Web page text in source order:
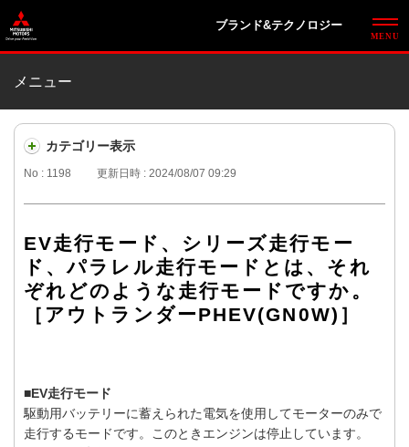
ブランド&テクノロジー
メニュー
カテゴリー表示
No : 1198 更新日時 : 2024/08/07 09:29
EV走行モード、シリーズ走行モー
ド、パラレル走行モードとは、それ
ぞれどのような走行モードですか。
［アウトランダーPHEV(GN0W)］
■EV走行モード
駆動用バッテリーに蓄えられた電気を使用してモーターのみで
走行するモードです。このときエンジンは停止しています。